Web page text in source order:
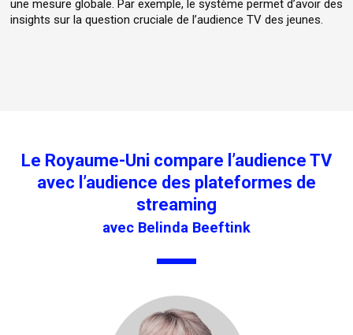
une mesure globale. Par exemple, le système permet d’avoir des
insights sur la question cruciale de l’audience TV des jeunes.
Le Royaume-Uni compare l’audience TV
avec l’audience des plateformes de
streaming
avec Belinda Beeftink